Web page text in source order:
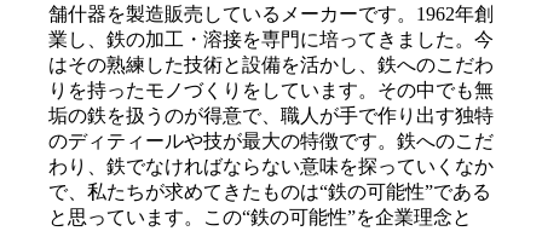
舗什器を製造販売しているメーカーです。1962年創
業し、鉄の加工・溶接を専門に培ってきました。今
はその熟練した技術と設備を活かし、鉄へのこだわ
りを持ったモノづくりをしています。その中でも無
垢の鉄を扱うのが得意で、職人が手で作り出す独特
のディティールや技が最大の特徴です。鉄へのこだ
わり、鉄でなければならない意味を探っていくなか
で、私たちが求めてきたものは“鉄の可能性”である
と思っています。この“鉄の可能性”を企業理念と